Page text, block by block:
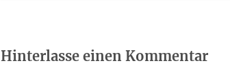
Hinterlasse einen Kommentar